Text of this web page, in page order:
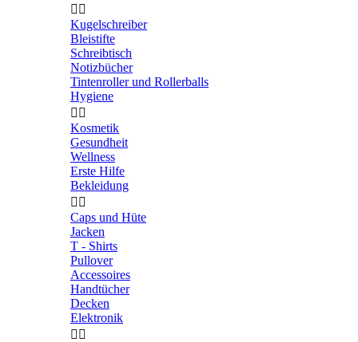
 
Kugelschreiber
Bleistifte
Schreibtisch
Notizbücher
Tintenroller und Rollerballs
Hygiene
 
Kosmetik
Gesundheit
Wellness
Erste Hilfe
Bekleidung
 
Caps und Hüte
Jacken
T - Shirts
Pullover
Accessoires
Handtücher
Decken
Elektronik
 